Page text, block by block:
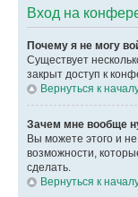
Вход на
Почему я не могу
Существует
закрыт доступ к
Вернуться к
Зачем мне вообще
Вы можете этого и
возможности,
сделать.
Вернуться к